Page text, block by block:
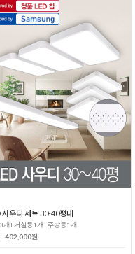
사우디 세트 30-40평대
개+거실등1개+주방등1개
402,000원